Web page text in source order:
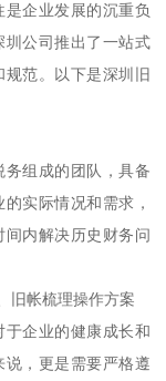
企业发展的沉重负
圳公司推出了一站式
范。以下是深圳旧
组成的团队，具备
实际情况和需求，
内解决历史财务问
旧帐梳理操作方案
于企业的健康成长和
，更是需要严格遵